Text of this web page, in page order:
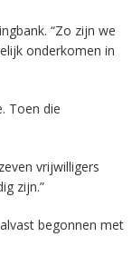
“Zo zijn we
onderkomen in
Toen die
vrijwilligers
zijn.”
begonnen met